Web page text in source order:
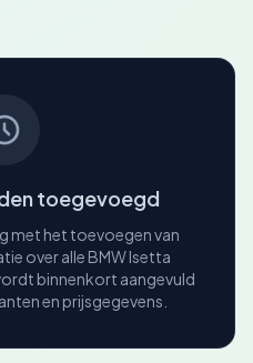
toegevoegd
met het toevoegen van
over alle BMW Isetta
binnenkort aangevuld
en prijsgegevens.